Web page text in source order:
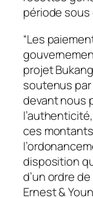
période sous
“Les
projet
soutenus
devant nous
ces
disposition
d’un ordre
Ernest &